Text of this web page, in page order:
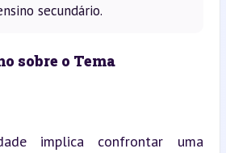
secundário.
sobre o Tema
implica confrontar uma